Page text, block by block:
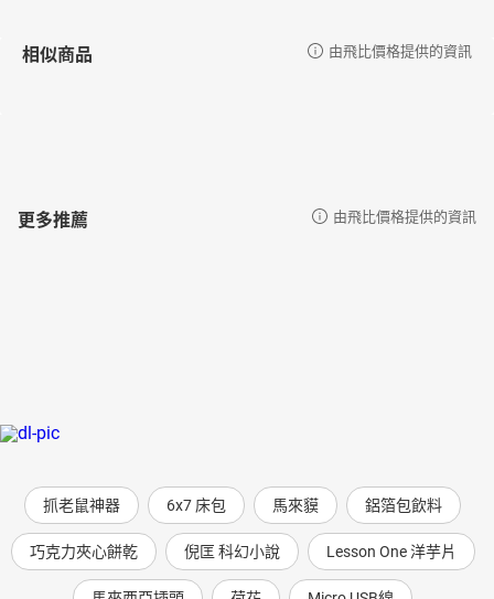
相似商品 由飛比價格提供的資訊
更多推薦 由飛比價格提供的資訊
抓老鼠神器 6x7 床包 馬來貘 鋁箔包飲料
巧克力夾心餅乾 倪匡 科幻小說 Lesson One 洋芋片